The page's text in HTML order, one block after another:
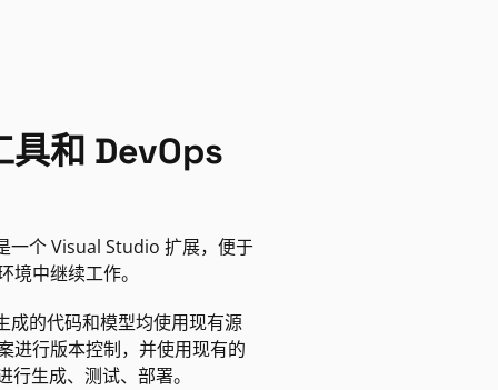
具和 DevOps
一个 Visual Studio 扩展，便于
境中继续工作。
的代码和模型均使用现有源
进行版本控制，并使用现有的
行生成、测试、部署。